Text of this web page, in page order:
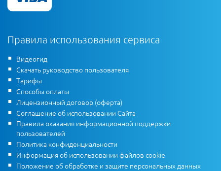
Правила использования сервиса
Видеогид
Скачать руководство пользователя
Тарифы
Способы оплаты
Лицензионный договор (оферта)
Соглашение об использовании Сайта
Правила оказания информационной поддержки
пользователей
Политика конфиденциальности
Информация об использовании файлов cookie
Положение об обработке и защите персональных данных